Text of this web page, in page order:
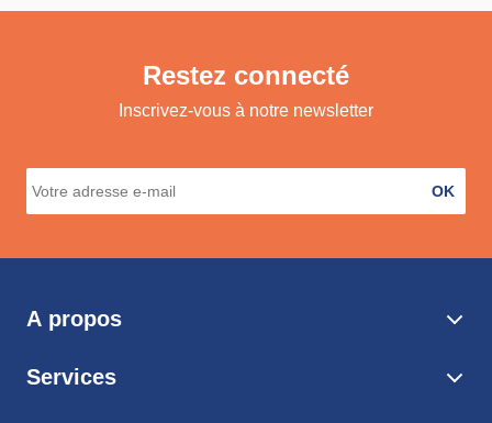
Restez connecté
Inscrivez-vous à notre newsletter
OK
A propos
Services